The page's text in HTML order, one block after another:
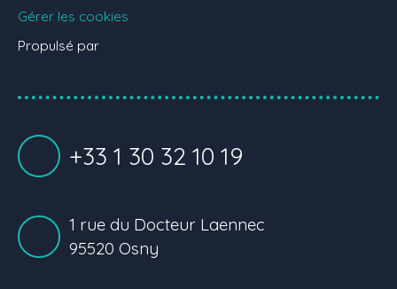
Gérer les cookies
Propulsé par
+33 1 30 32 10 19
1 rue du Docteur Laennec
95520 Osny